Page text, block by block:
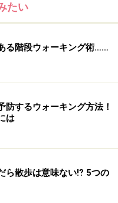
？
ケア商品は？
たい
る階段ウォーキング術……
防するウォーキング方法！
は
ら散歩は意味ない⁉︎ 5つの